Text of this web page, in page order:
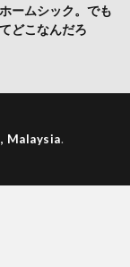
ームシック。でも
どこなんだろ
Malaysia.